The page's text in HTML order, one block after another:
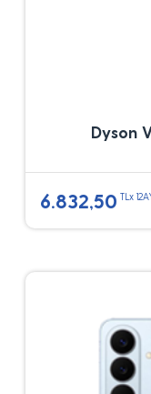
Dyson
6.832,50 TLx